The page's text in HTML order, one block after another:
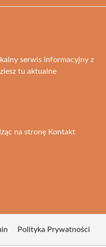
serwis informacyjny z
tu aktualne
na stronę Kontakt
Polityka Prywatności